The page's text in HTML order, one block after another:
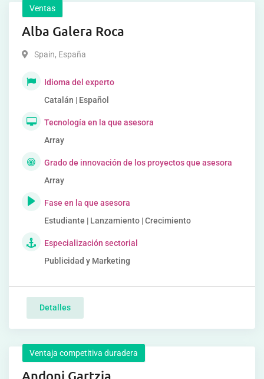
Ventas
Alba Galera Roca
Spain, España
Idioma del experto
Catalán | Español
Tecnología en la que asesora
Array
Grado de innovación de los proyectos que asesora
Array
Fase en la que asesora
Estudiante | Lanzamiento | Crecimiento
Especialización sectorial
Publicidad y Marketing
Detalles
Ventaja competitiva duradera
Andoni Gartzia